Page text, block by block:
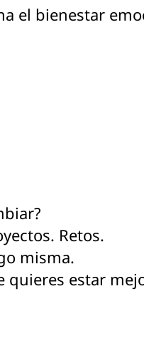
el bienestar
Retos.
misma.
quieres estar